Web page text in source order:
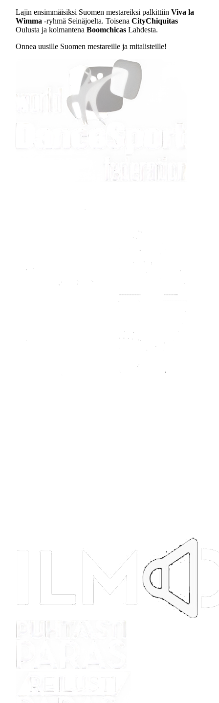
Lajin ensimmäisiksi Suomen mestareiksi palkittiin Viva la
Wimma -ryhmä Seinäjoelta. Toisena CityChiquitas
Oulusta ja kolmantena Boomchicas Lahdesta.
Onnea uusille Suomen mestareille ja mitalisteille!